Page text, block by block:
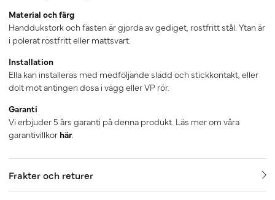
Material och färg
Handdukstork och fästen är gjorda av gediget, rostfritt stål. Ytan är
i polerat rostfritt eller mattsvart.
Installation
Ella kan installeras med medföljande sladd och stickkontakt, eller
dolt mot antingen dosa i vägg eller VP rör.
Garanti
Vi erbjuder 5 års garanti på denna produkt. Läs mer om våra
garantivillkor här.
Frakter och returer